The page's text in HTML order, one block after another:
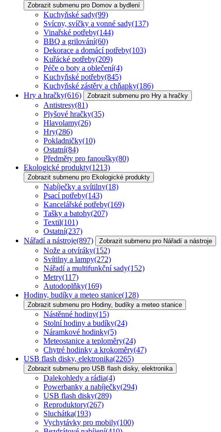
Zobrazit submenu pro Domov a bydlení
Kuchyňské sady(99)
Svícny, svíčky a vonné sady(137)
Vinařské potřeby(144)
BBQ a grilování(60)
Dekorace a domácí potřeby(103)
Kuřácké potřeby(209)
Péče o boty a oblečení(4)
Kuchyňské potřeby(845)
Kuchyňské zástěry a chňapky(186)
Hry a hračky(616) Zobrazit submenu pro Hry a hračky
Antistresy(81)
Plyšové hračky(35)
Hlavolamy(26)
Hry(286)
Pokladničky(10)
Ostatní(84)
Předměty pro fanoušky(80)
Ekologické produkty(1213)
Zobrazit submenu pro Ekologické produkty
Nabíječky a svítilny(18)
Psací potřeby(143)
Kancelářské potřeby(169)
Tašky a batohy(207)
Textil(101)
Ostatní(237)
Nářadí a nástroje(897) Zobrazit submenu pro Nářadí a nástroje
Nože a otvíráky(152)
Svítilny a lampy(272)
Nářadí a multifunkční sady(152)
Metry(117)
Autodoplňky(169)
Hodiny, budíky a meteo stanice(128)
Zobrazit submenu pro Hodiny, budíky a meteo stanice
Nástěnné hodiny(15)
Stolní hodiny a budíky(24)
Náramkové hodinky(5)
Meteostanice a teploměry(24)
Chytré hodinky a krokoměry(47)
USB flash disky, elektronika(2265)
Zobrazit submenu pro USB flash disky, elektronika
Dalekohledy a rádia(4)
Powerbanky a nabíječky(294)
USB flash disky(289)
Reproduktory(267)
Sluchátka(193)
Vychytávky pro mobily(100)